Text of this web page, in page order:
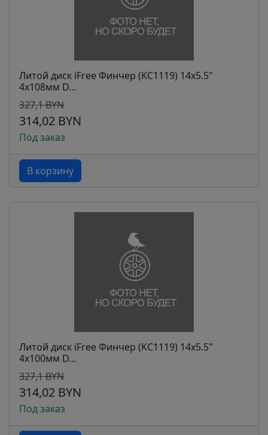
Литой диск iFree Финчер (KC1119) 14x5.5"
4x108мм D...
327,1 BYN
314,02 BYN
Под заказ
В корзину
Литой диск iFree Финчер (KC1119) 14x5.5"
4x100мм D...
327,1 BYN
314,02 BYN
Под заказ